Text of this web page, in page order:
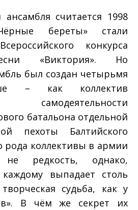
считается 1998
береты» стали
конкурса
«Виктория». Но
был создан четырьмя
– как коллектив
самодеятельности
батальона отдельной
пехоты Балтийского
рода коллективы в армии
редкость, однако,
каждому выпадает столь
судьба, как у
В чём же секрет их